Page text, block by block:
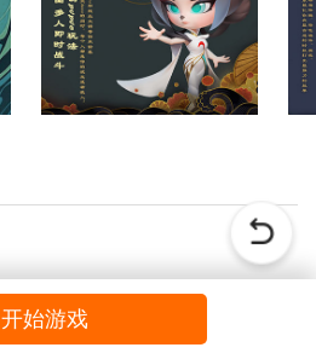
开始游戏